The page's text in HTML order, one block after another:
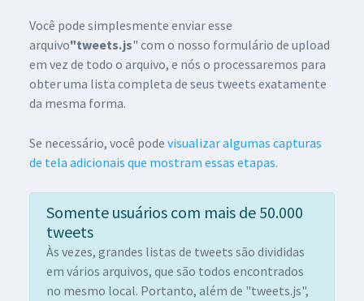
Você pode simplesmente enviar esse
arquivo"tweets.js" com o nosso formulário de upload
em vez de todo o arquivo, e nós o processaremos para
obter uma lista completa de seus tweets exatamente
da mesma forma.
Se necessário, você pode visualizar algumas capturas
de tela adicionais que mostram essas etapas.
Somente usuários com mais de 50.000
tweets
Às vezes, grandes listas de tweets são divididas
em vários arquivos, que são todos encontrados
no mesmo local. Portanto, além de "tweets.js",